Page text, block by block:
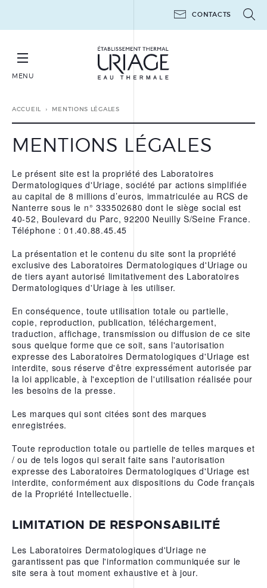
CONTACTS
MENU
RÉSERVER SA CURE THERMALE THÉRAPEUTIQUE
CURES THERMALES
THÉRAPEUTIQUES
MINI-CURES THERMALES
THÉRAPEUTIQUES
LES ATELIERS 6 JOURS
PRÉPARER SA CURE
THERMALE THÉRAPEUTIQUE
DOCUMENTATIONS
BONS CADEAUX
FORFAITS
SOINS À LA CARTE
SOINS VISAGE
SOINS MAINS ET PIEDS
ÉPILATION
LE CENTRE THERMAL
THÉRAPEUTIQUE
L’EAU THERMALE
REPARATRICE D’URIAGE
ACCUEIL MENTIONS LÉGALES
MENTIONS LÉGALES
Le présent site est la propriété des Laboratoires
Dermatologiques d'Uriage, société par actions simplifiée
au capital de 8 millions d’euros, immatriculée au RCS de
Nanterre sous le n° 333502680 dont le siège social est
40-52, Boulevard du Parc, 92200 Neuilly S/Seine France.
Téléphone : 01.40.88.45.45
La présentation et le contenu du site sont la propriété
exclusive des Laboratoires Dermatologiques d'Uriage ou
de tiers ayant autorisé limitativement des Laboratoires
Dermatologiques d'Uriage à les utiliser.
En conséquence, toute utilisation totale ou partielle,
copie, reproduction, publication, téléchargement,
traduction, affichage, transmission ou diffusion de ce site
sous quelque forme que ce soit, sans l'autorisation
expresse des Laboratoires Dermatologiques d'Uriage est
interdite, sous réserve d'être expressément autorisée par
la loi applicable, à l'exception de l'utilisation réalisée pour
les besoins de la presse.
Les marques qui sont citées sont des marques
enregistrées.
Toute reproduction totale ou partielle de telles marques et
/ ou de tels logos qui serait faite sans l'autorisation
expresse des Laboratoires Dermatologiques d'Uriage est
interdite, conformément aux dispositions du Code français
de la Propriété Intellectuelle.
LIMITATION DE RESPONSABILITÉ
Les Laboratoires Dermatologiques d'Uriage ne
garantissent pas que l'information communiquée sur le
site sera à tout moment exhaustive et à jour.